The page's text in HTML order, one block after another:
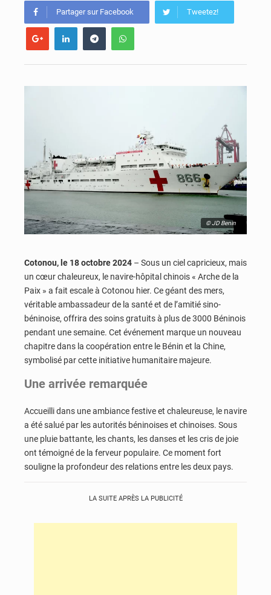
Partager sur Facebook Tweetez!
© JD Benin
Cotonou, le 18 octobre 2024 – Sous un ciel capricieux, mais
un cœur chaleureux, le navire-hôpital chinois « Arche de la
Paix » a fait escale à Cotonou hier. Ce géant des mers,
véritable ambassadeur de la santé et de l’amitié sino-
béninoise, offrira des soins gratuits à plus de 3000 Béninois
pendant une semaine. Cet événement marque un nouveau
chapitre dans la coopération entre le Bénin et la Chine,
symbolisé par cette initiative humanitaire majeure.
Une arrivée remarquée
Accueilli dans une ambiance festive et chaleureuse, le navire
a été salué par les autorités béninoises et chinoises. Sous
une pluie battante, les chants, les danses et les cris de joie
ont témoigné de la ferveur populaire. Ce moment fort
souligne la profondeur des relations entre les deux pays.
LA SUITE APRÈS LA PUBLICITÉ